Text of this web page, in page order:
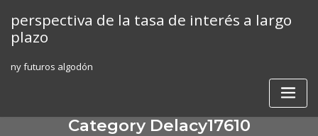
content
perspectiva de la tasa de interés a largo
plazo
ny futuros algodón
Category Delacy17610